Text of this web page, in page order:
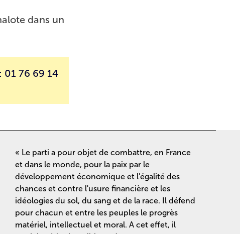
dans un
01 76 69 14
« Le parti a pour objet de combattre, en France
et dans le monde, pour la paix par le
développement économique et l'égalité des
chances et contre l'usure financière et les
idéologies du sol, du sang et de la race. Il défend
pour chacun et entre les peuples le progrès
matériel, intellectuel et moral. A cet effet, il